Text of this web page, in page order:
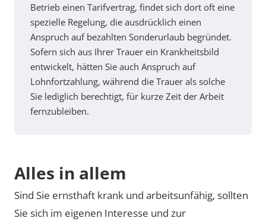
Betrieb einen Tarifvertrag, findet sich dort oft eine
spezielle Regelung, die ausdrücklich einen
Anspruch auf bezahlten Sonderurlaub begründet.
Sofern sich aus Ihrer Trauer ein Krankheitsbild
entwickelt, hätten Sie auch Anspruch auf
Lohnfortzahlung, während die Trauer als solche
Sie lediglich berechtigt, für kurze Zeit der Arbeit
fernzubleiben.
Alles in allem
Sind Sie ernsthaft krank und arbeitsunfähig, sollten
Sie sich im eigenen Interesse und zur